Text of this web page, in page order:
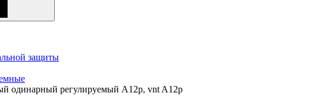
защиты
одинарный регулируемый А12р, vnt A12p